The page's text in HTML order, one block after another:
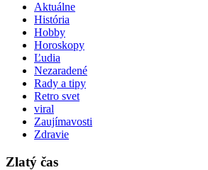
Aktuálne
História
Hobby
Horoskopy
Ľudia
Nezaradené
Rady a tipy
Retro svet
viral
Zaujímavosti
Zdravie
Zlatý čas